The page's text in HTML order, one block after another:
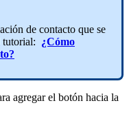
de contacto que se
tutorial: ¿Cómo
agregar el botón hacia la